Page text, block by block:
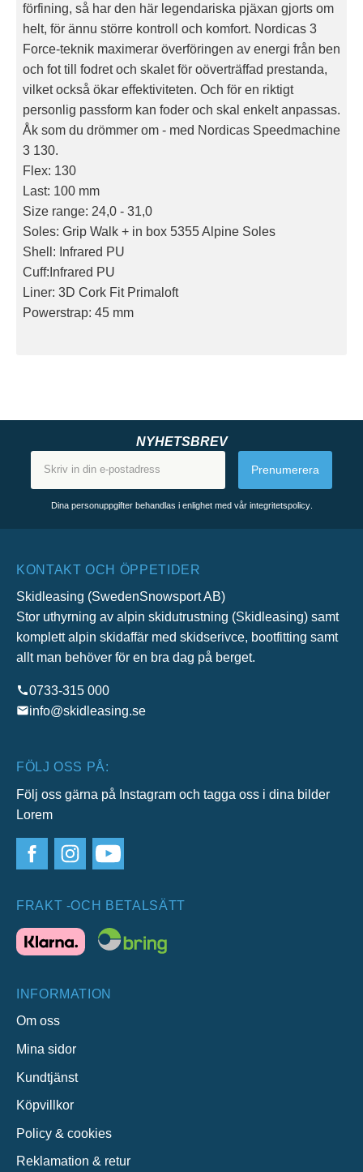
förfining, så har den här legendariska pjäxan gjorts om
helt, för ännu större kontroll och komfort. Nordicas 3
Force-teknik maximerar överföringen av energi från ben
och fot till fodret och skalet för oöverträffad prestanda,
vilket också ökar effektiviteten. Och för en riktigt
personlig passform kan foder och skal enkelt anpassas.
Åk som du drömmer om - med Nordicas Speedmachine
3 130.
Flex: 130
Last: 100 mm
Size range: 24,0 - 31,0
Soles: Grip Walk + in box 5355 Alpine Soles
Shell: Infrared PU
Cuff:Infrared PU
Liner: 3D Cork Fit Primaloft
Powerstrap: 45 mm
NYHETSBREV
Prenumerera
Dina personuppgifter behandlas i enlighet med vår integritetspolicy.
KONTAKT OCH ÖPPETIDER
Skidleasing (SwedenSnowsport AB)
Stor uthyrning av alpin skidutrustning (Skidleasing) samt
komplett alpin skidaffär med skidserivce, bootfitting samt
allt man behöver för en bra dag på berget.
0733-315 000
info@skidleasing.se
FÖLJ OSS PÅ:
Följ oss gärna på Instagram och tagga oss i dina bilder
Lorem
FRAKT -OCH BETALSÄTT
INFORMATION
Om oss
Mina sidor
Kundtjänst
Köpvillkor
Policy & cookies
Reklamation & retur